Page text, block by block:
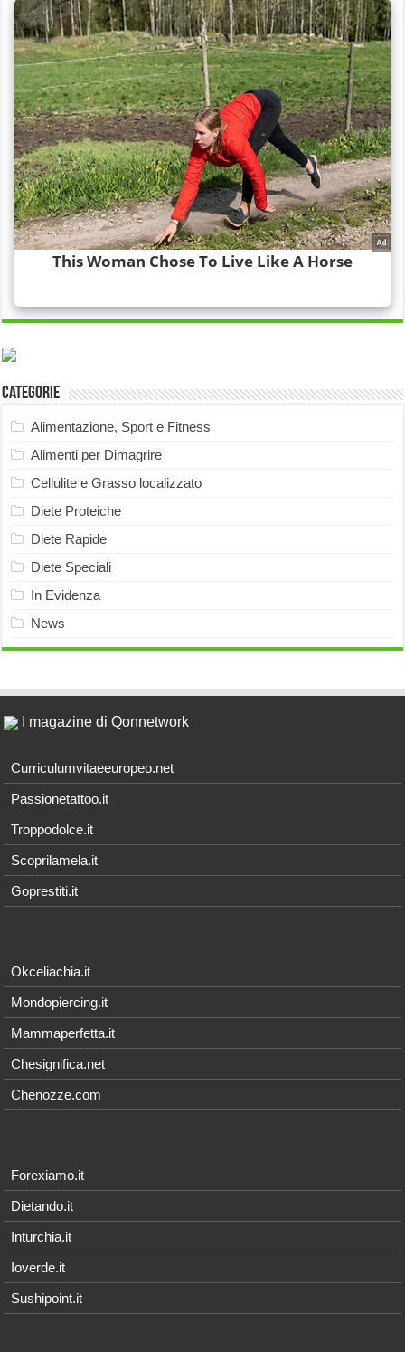
Categorie
Alimentazione, Sport e Fitness
Alimenti per Dimagrire
Cellulite e Grasso localizzato
Diete Proteiche
Diete Rapide
Diete Speciali
In Evidenza
News
I magazine di Qonnetwork
Curriculumvitaeeuropeo.net
Passionetattoo.it
Troppodolce.it
Scoprilamela.it
Goprestiti.it
Okceliachia.it
Mondopiercing.it
Mammaperfetta.it
Chesignifica.net
Chenozze.com
Forexiamo.it
Dietando.it
Inturchia.it
Ioverde.it
Sushipoint.it